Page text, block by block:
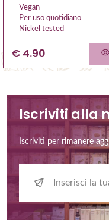
Vegan
Per uso quotidiano
Nickel tested
€ 4.90
Iscriviti alla
Iscriviti per rimanere